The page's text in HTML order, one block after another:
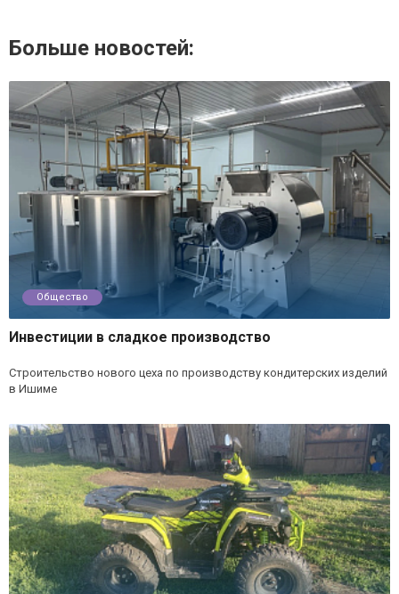
Больше новостей:
Общество
Инвестиции в сладкое производство
Строительство нового цеха по производству кондитерских изделий
в Ишиме